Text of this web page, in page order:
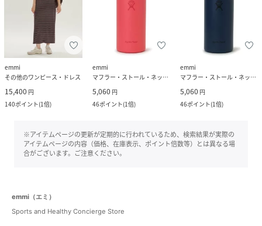
emmi
その他のワンピース・ドレス
15,400 円
140ポイント(1倍)
emmi
マフラー・ストール・ネックウォーマー
5,060 円
46ポイント(1倍)
emmi
マフラー・ストール・ネックウォーマー
5,060 円
46ポイント(1倍)
※アイテムページの更新が定期的に行われているため、検索結果が実際の
アイテムページの内容（価格、在庫表示、ポイント倍数等）とは異なる場
合がございます。ご注意ください。
emmi（エミ）
Sports and Healthy Concierge Store